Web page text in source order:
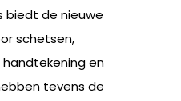
biedt de nieuwe
schetsen,
en
tevens de